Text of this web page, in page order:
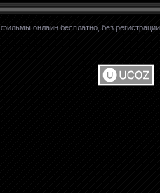
фильмы онлайн бесплатно, без